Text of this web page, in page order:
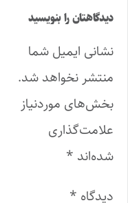
دیدگاهتان را بنویسید
نشانی ایمیل شما
منتشر نخواهد شد.
بخش‌های موردنیاز
علامت‌گذاری
شده‌اند *
دیدگاه *